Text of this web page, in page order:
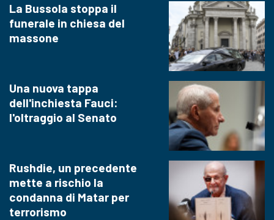
La Bussola stoppa il
funerale in chiesa del
massone
Una nuova tappa
dell'inchiesta Fauci:
l'oltraggio al Senato
Rushdie, un precedente
mette a rischio la
condanna di Matar per
terrorismo